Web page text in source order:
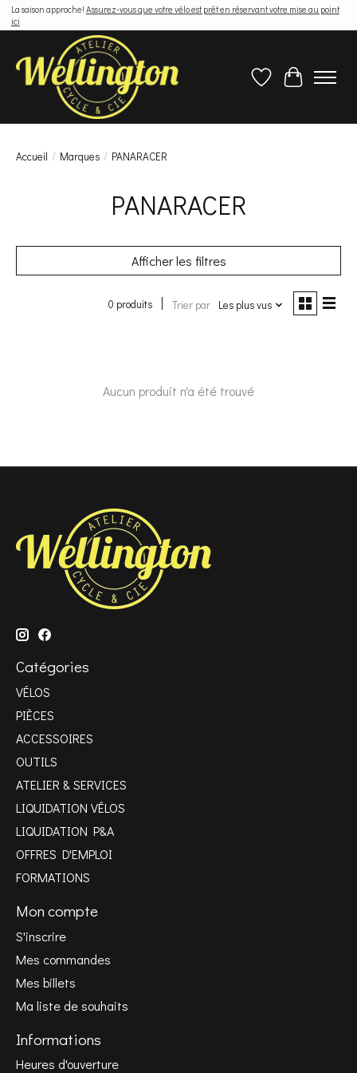
La saison approche! Assurez-vous que votre vélo est prêt en réservant votre mise au point
ici
Liste de souhaits
Panier
Accueil / Marques / PANARACER
PANARACER
Afficher les filtres
0 produits Trier par Les plus vus
Aucun produit n'a été trouvé
Catégories
VÉLOS
PIÈCES
ACCESSOIRES
OUTILS
ATELIER & SERVICES
LIQUIDATION VÉLOS
LIQUIDATION P&A
OFFRES D'EMPLOI
FORMATIONS
Mon compte
S'inscrire
Mes commandes
Mes billets
Ma liste de souhaits
Informations
Heures d'ouverture